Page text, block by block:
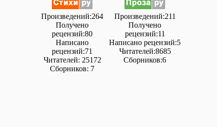
Произведений:264
Получено
рецензий:80
Написано
рецензий:71
Читателей: 25172
Сборников: 7
Произведений:211
Получено
рецензий:11
Написано рецензий:5
Читателей:8685
Сборников:6